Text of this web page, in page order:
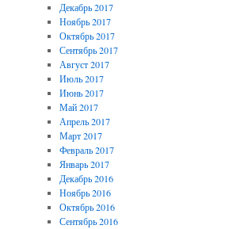
Декабрь 2017
Ноябрь 2017
Октябрь 2017
Сентябрь 2017
Август 2017
Июль 2017
Июнь 2017
Май 2017
Апрель 2017
Март 2017
Февраль 2017
Январь 2017
Декабрь 2016
Ноябрь 2016
Октябрь 2016
Сентябрь 2016